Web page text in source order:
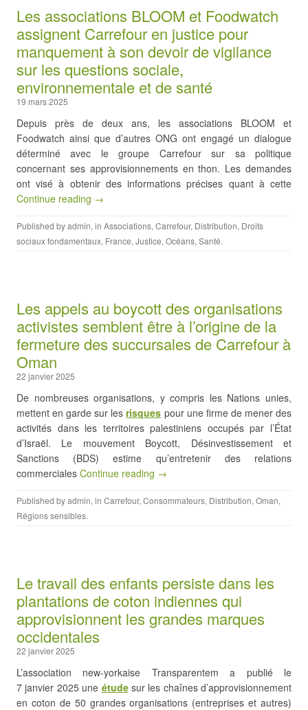
Les associations BLOOM et Foodwatch
assignent Carrefour en justice pour
manquement à son devoir de vigilance
sur les questions sociale,
environnementale et de santé
19 mars 2025
Depuis près de deux ans, les associations BLOOM et
Foodwatch ainsi que d’autres ONG ont engagé un dialogue
déterminé avec le groupe Carrefour sur sa politique
concernant ses approvisionnements en thon. Les demandes
ont visé à obtenir des informations précises quant à cette
Continue reading →
Published byadmin, in Associations, Carrefour, Distribution, Droits
sociaux fondamentaux, France, Justice, Océans, Santé.
Les appels au boycott des organisations
activistes semblent être à l’origine de la
fermeture des succursales de Carrefour à
Oman
22 janvier 2025
De nombreuses organisations, y compris les Nations unies,
mettent en garde sur lesrisques pour une firme de mener des
activités dans les territoires palestiniens occupés par l’État
d’Israël. Le mouvement Boycott, Désinvestissement et
Sanctions (BDS) estime qu’entretenir des relations
commerciales Continue reading →
Published byadmin, in Carrefour, Consommateurs, Distribution, Oman,
Régions sensibles.
Le travail des enfants persiste dans les
plantations de coton indiennes qui
approvisionnent les grandes marques
occidentales
22 janvier 2025
L’association new-yorkaise Transparentem a publié le
7 janvier 2025 une étudesur les chaînes d’approvisionnement
en coton de 50 grandes organisations (entreprises et autres)